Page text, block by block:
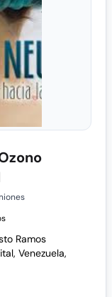
Ramos
Venezuela,